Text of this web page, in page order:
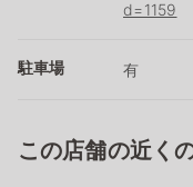
d=1159
駐車場 有
この店舗の近く